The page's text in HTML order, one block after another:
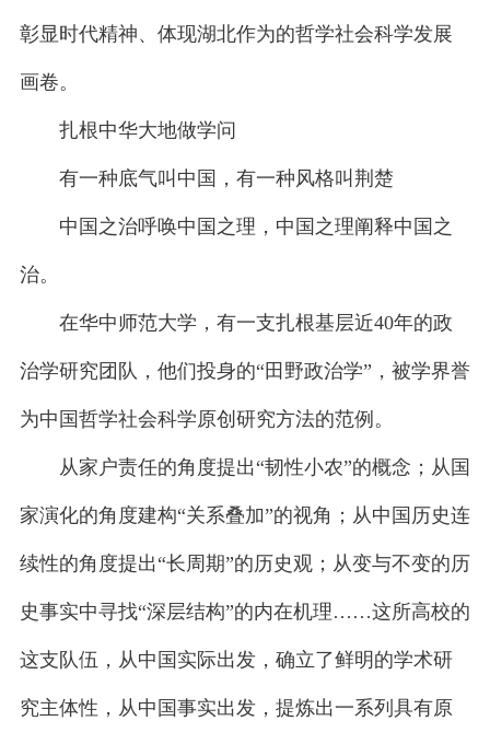
彰显时代精神、体现湖北作为的哲学社会科学发展
画卷。
扎根中华大地做学问
有一种底气叫中国，有一种风格叫荆楚
中国之治呼唤中国之理，中国之理阐释中国之
治。
在华中师范大学，有一支扎根基层近40年的政
治学研究团队，他们投身的“田野政治学”，被学界誉
为中国哲学社会科学原创研究方法的范例。
从家户责任的角度提出“韧性小农”的概念；从国
家演化的角度建构“关系叠加”的视角；从中国历史连
续性的角度提出“长周期”的历史观；从变与不变的历
史事实中寻找“深层结构”的内在机理……这所高校的
这支队伍，从中国实际出发，确立了鲜明的学术研
究主体性，从中国事实出发，提炼出一系列具有原